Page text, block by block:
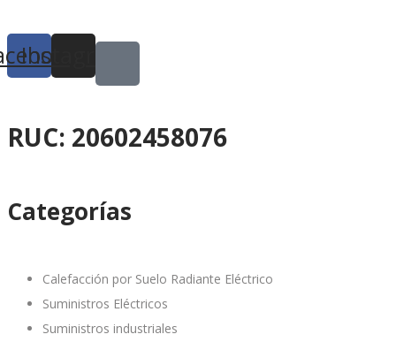
Instagram
RUC: 20602458076
Categorías
Calefacción por Suelo Radiante Eléctrico
Suministros Eléctricos
Suministros industriales